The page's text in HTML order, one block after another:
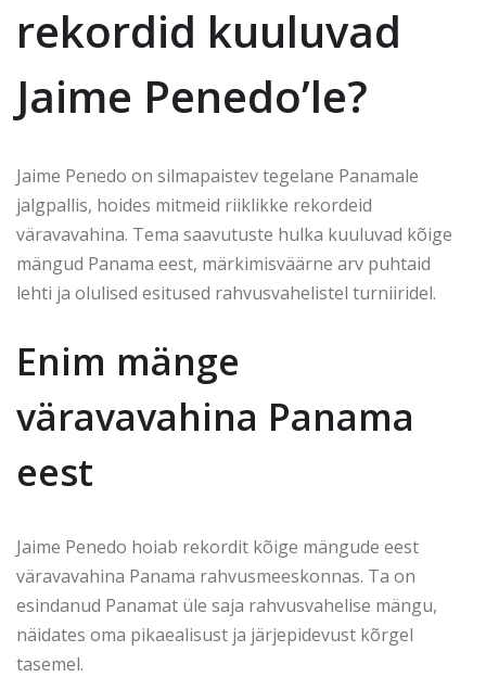
rekordid kuuluvad
Jaime Penedo’le?
Jaime Penedo on silmapaistev tegelane Panamale
jalgpallis, hoides mitmeid riiklikke rekordeid
väravavahina. Tema saavutuste hulka kuuluvad kõige
mängud Panama eest, märkimisväärne arv puhtaid
lehti ja olulised esitused rahvusvahelistel turniiridel.
Enim mänge
väravavahina Panama
eest
Jaime Penedo hoiab rekordit kõige mängude eest
väravavahina Panama rahvusmeeskonnas. Ta on
esindanud Panamat üle saja rahvusvahelise mängu,
näidates oma pikaealisust ja järjepidevust kõrgel
tasemel.